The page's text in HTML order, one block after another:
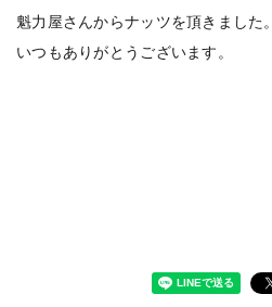
魁力屋さんからナッツを頂きました。
いつもありがとうございます。